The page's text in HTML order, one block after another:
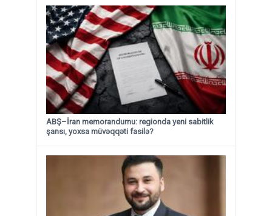
ABŞ–İran memorandumu: regionda yeni sabitlik
şansı, yoxsa müvəqqəti fasilə?